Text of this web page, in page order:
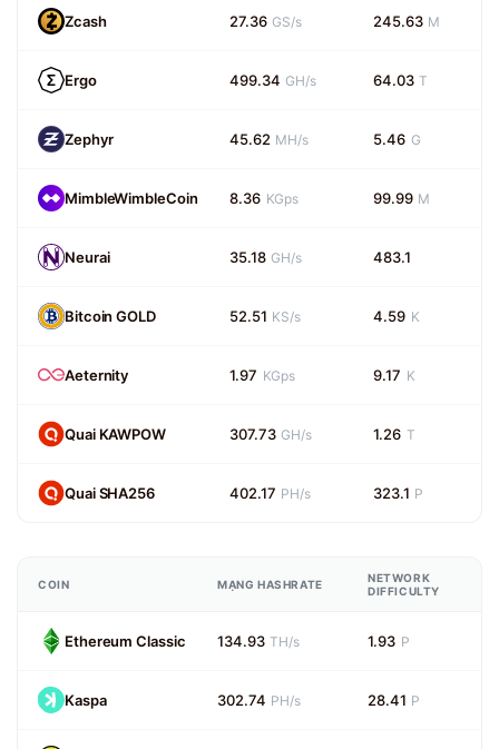
Zcash 27.36 GS/s 245.63 M
Ergo 499.34 GH/s 64.03 T
Zephyr 45.62 MH/s 5.46 G
MimbleWimbleCoin 8.36 KGps 99.99 M
Neurai 35.18 GH/s 483.1
Bitcoin GOLD 52.51 KS/s 4.59 K
Aeternity 1.97 KGps 9.17 K
Quai KAWPOW 307.73 GH/s 1.26 T
Quai SHA256 402.17 PH/s 323.1 P
COIN MẠNG HASHRATE
NETWORK
DIFFICULTY
Ethereum Classic 134.93 TH/s 1.93 P
Kaspa 302.74 PH/s 28.41 P